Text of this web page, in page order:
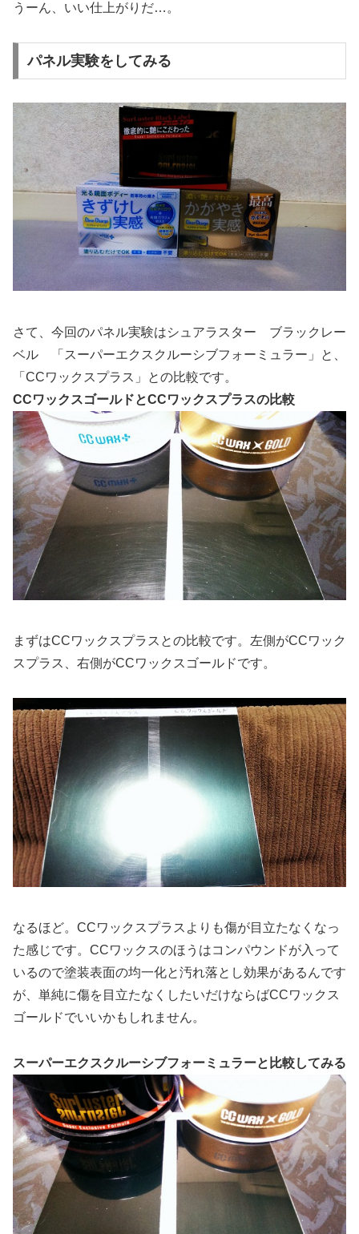
うーん、いい仕上がりだ…。
パネル実験をしてみる
さて、今回のパネル実験はシュアラスター ブラックレー
ベル 「スーパーエクスクルーシブフォーミュラー」と、
「CCワックスプラス」との比較です。
CCワックスゴールドとCCワックスプラスの比較
まずはCCワックスプラスとの比較です。左側がCCワック
スプラス、右側がCCワックスゴールドです。
なるほど。CCワックスプラスよりも傷が目立たなくなっ
た感じです。CCワックスのほうはコンパウンドが入って
いるので塗装表面の均一化と汚れ落とし効果があるんです
が、単純に傷を目立たなくしたいだけならばCCワックス
ゴールドでいいかもしれません。
スーパーエクスクルーシブフォーミュラーと比較してみる